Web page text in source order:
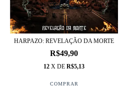
HARPAZO: REVELAÇÃO DA MORTE
R$49,90
12 X DER$5,13